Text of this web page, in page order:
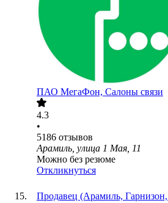
ПАО МегаФон, Салоны связи
4.3
•
5186 отзывов
Арамиль, улица 1 Мая, 11
Можно без резюме
Откликнуться
Продавец (Арамиль,